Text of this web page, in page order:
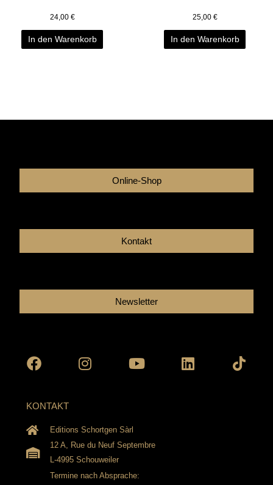
24,00 €
In den Warenkorb
25,00 €
In den Warenkorb
Online-Shop
Kontakt
Newsletter
KONTAKT
Editions Schortgen Sàrl
12 A, Rue du Neuf Septembre
L-4995 Schouweiler
Termine nach Absprache: